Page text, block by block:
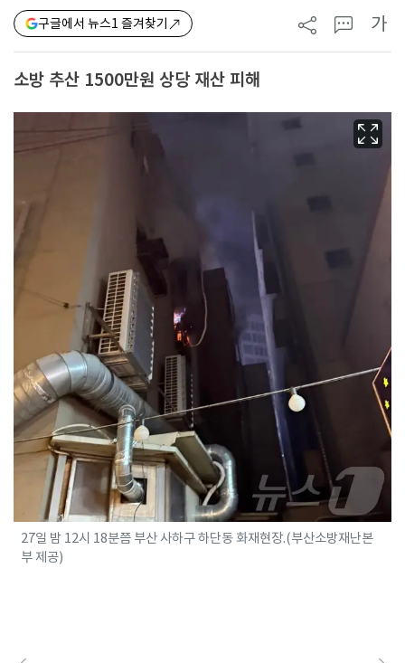
구글에서 뉴스1 즐겨찾기 가
소방 추산 1500만원 상당 재산 피해
27일 밤 12시 18분쯤 부산 사하구 하단동 화재현장.(부산소방재난본
부 제공)